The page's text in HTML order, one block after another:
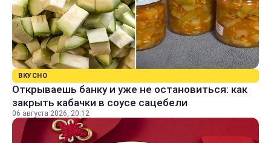
ВКУСНО
Открываешь банку и уже не остановиться: как
закрыть кабачки в соусе сацебели
06 августа 2026, 20:12